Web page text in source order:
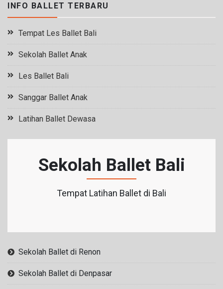
INFO BALLET TERBARU
Tempat Les Ballet Bali
Sekolah Ballet Anak
Les Ballet Bali
Sanggar Ballet Anak
Latihan Ballet Dewasa
Sekolah Ballet Bali
Tempat Latihan Ballet di Bali
Sekolah Ballet di Renon
Sekolah Ballet di Denpasar